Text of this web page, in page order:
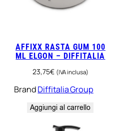
AFFIXX RASTA GUM 100
ML ELGON – DIFFITALIA
23,75€ (IVA inclusa)
BrandDiffitalia Group
Aggiungi al carrello